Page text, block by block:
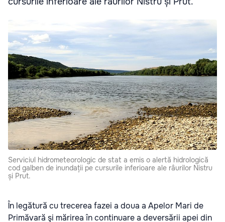
Serviciul hidrometeorologic de stat a emis o alertă hidrologică
cod galben de inundații pe cursurile inferioare ale râurilor Nistru
și Prut.
În legătură cu trecerea fazei a doua a Apelor Mari de
Primăvară şi mărirea în continuare a deversării apei din